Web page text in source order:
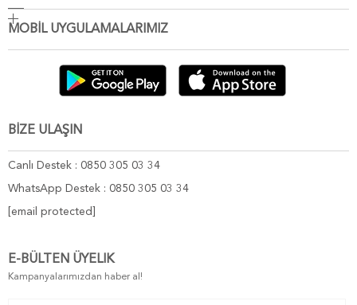
MOBİL UYGULAMALARIMIZ
BİZE ULAŞIN
Canlı Destek : 0850 305 03 34
WhatsApp Destek : 0850 305 03 34
[email protected]
E-BÜLTEN ÜYELIK
Kampanyalarımızdan haber al!